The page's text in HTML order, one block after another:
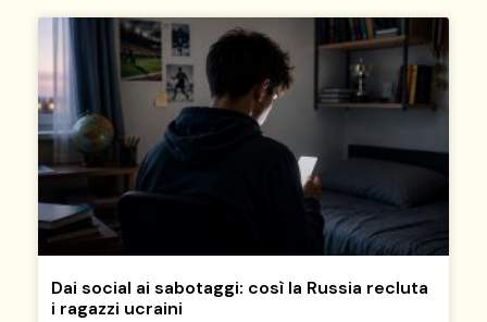
Dai social ai sabotaggi: così la Russia recluta
i ragazzi ucraini